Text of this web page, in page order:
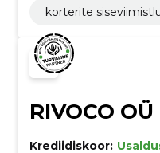
korterite
RIVOCO OÜ
Krediidiskoor: